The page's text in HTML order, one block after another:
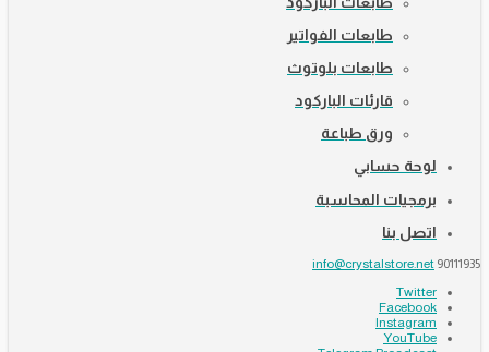
طابعات الفواتير
طابعات بلوتوث
قارئات الباركود
ورق طباعة
لوحة حسابي
برمجيات المحاسبة
اتصل بنا
90111935
info@crystalstore.net
Twitter
Facebook
Instagram
YouTube